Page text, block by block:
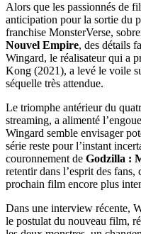
Alors que les passionnés de
anticipation pour la sortie du
franchise MonsterVerse,
Nouvel Empire, des détails
Wingard, le réalisateur qui a
Kong (2021), a levé le voile
séquelle très attendue.
Le triomphe antérieur du
streaming, a alimenté
Wingard semble envisager
série reste pour l’instant
couronnement de Godzilla :
retentir dans l’esprit des
prochain film encore plus
Dans une interview récente,
le postulat du nouveau film,